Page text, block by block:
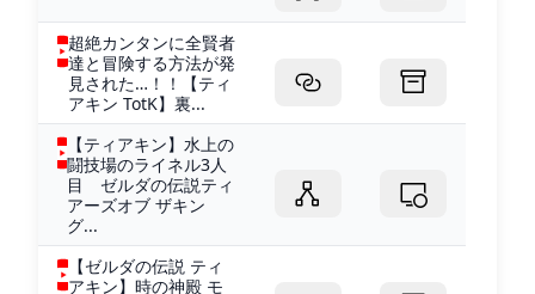
超絶カンタンに全賢者
達と冒険する方法が発
見された…！！【ティ
アキン TotK】裏...
【ティアキン】水上の
闘技場のライネル3人
目 ゼルダの伝説ティ
アーズオブ ザキン
グ...
【ゼルダの伝説 ティ
アキン】時の神殿 モ